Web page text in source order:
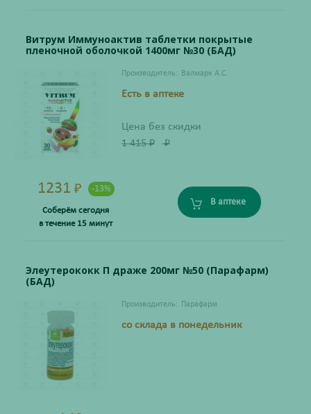
Витрум Иммуноактив таблетки покрытые
пленочной оболочкой 1400мг №30 (БАД)
Производитель: Валмарк А.С.
Есть в аптеке
Цена без скидки
1 415₽ ₽
1231 ₽ -13%
Соберём сегодня
в течение 15 минут
В аптеке
Элеутерококк П драже 200мг №50 (Парафарм)
(БАД)
Производитель: Парафарм
со склада в понедельник